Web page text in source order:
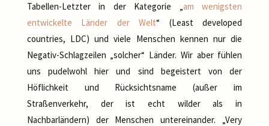
Tabellen-Letzter in der Kategorie „am wenigsten
entwickelte Länder der Welt“ (Least developed
countries, LDC) und viele Menschen kennen nur die
Negativ-Schlagzeilen „solcher“ Länder. Wir aber fühlen
uns pudelwohl hier und sind begeistert von der
Höflichkeit und Rücksichtsname (außer im
Straßenverkehr, der ist echt wilder als in
Nachbarländern) der Menschen untereinander. „Very